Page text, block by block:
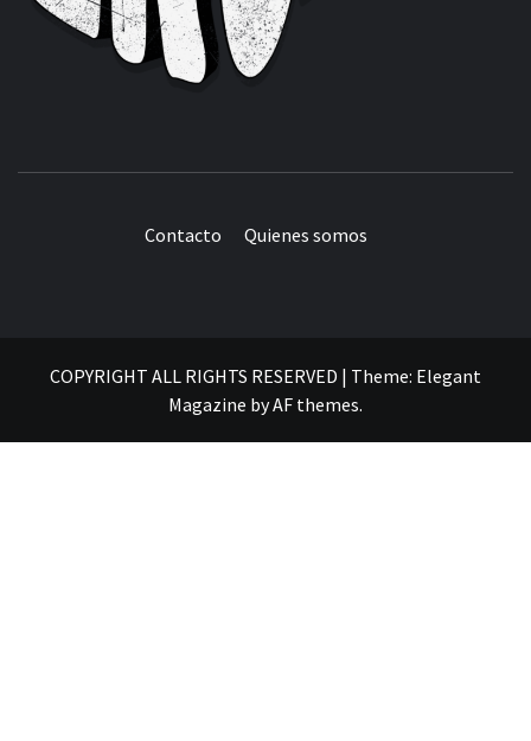
Contacto Quienes somos
COPYRIGHT ALL RIGHTS RESERVED | Theme: Elegant
Magazine byAF themes.